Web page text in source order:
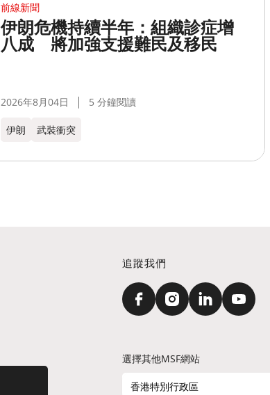
前線新聞
伊朗危機持續半年：組織診症增
八成 將加強支援難民及移民
2026年8月04日 5 分鐘閱讀
伊朗 武裝衝突
追蹤我們
選擇其他MSF網站
香港特別行政區